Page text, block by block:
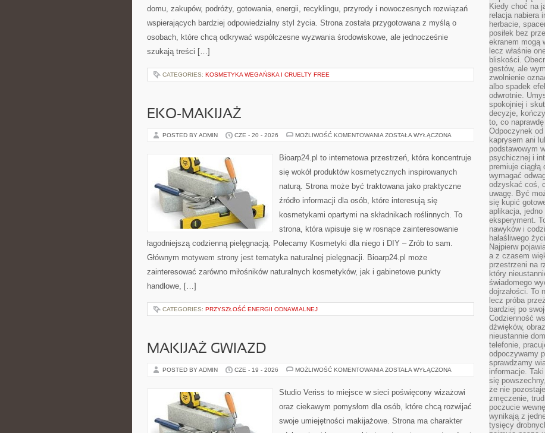
domu, zakupów, podróży, gotowania, energii, recyklingu, przyrody i nowoczesnych rozwiązań
wspierających bardziej odpowiedzialny styl życia. Strona została przygotowana z myślą o
osobach, które chcą odkrywać współczesne wyzwania środowiskowe, ale jednocześnie
szukają treści […]
CATEGORIES: KOSMETYKA WEGAŃSKA I CRUELTY FREE
EKO-MAKIJAŻ
POSTED BY ADMIN CZE - 20 - 2026 MOŻLIWOŚĆ KOMENTOWANIA EKO-
ZOSTAŁA WYŁĄCZONA
Bioarp24.pl to internetowa przestrzeń, która koncentruje
się wokół produktów kosmetycznych inspirowanych
naturą. Strona może być traktowana jako praktyczne
źródło informacji dla osób, które interesują się
kosmetykami opartymi na składnikach roślinnych. To
strona, która wpisuje się w rosnące zainteresowanie
łagodniejszą codzienną pielęgnacją. Polecamy Kosmetyki dla niego i DIY – Zrób to sam.
Głównym motywem strony jest tematyka naturalnej pielęgnacji. Bioarp24.pl może
zainteresować zarówno miłośników naturalnych kosmetyków, jak i gabinetowe punkty
handlowe, […]
CATEGORIES: PRZYSZŁOŚĆ ENERGII ODNAWIALNEJ
MAKIJAŻ GWIAZD
POSTED BY ADMIN CZE - 19 - 2026 MOŻLIWOŚĆ KOMENTOWANIA MAKIJAŻ
ZOSTAŁA WYŁĄCZONA
Studio Veriss to miejsce w sieci poświęcony wizażowi
oraz ciekawym pomysłom dla osób, które chcą rozwijać
swoje umiejętności makijażowe. Strona ma charakter
Kiedy choć na
relacja nabiera
herbacie,
posiłek bez
ekranem mogą
lecz właśnie
bliskości.
gestów, ale
zwolnienie
albo spadek
odwrotnie.
spokojniej i
decyzje,
to, co
Odpoczynek
kaprysem ani
podstawowym
psychicznej i
premiuje
wymagać
odzyskać coś,
uwagę. Być
się kupić
aplikacja, jedno
eksperyment.
nawyków i
hałaśliwego
Najpierw
a z czasem
przestrzeni na
który
świadomego
dojrzałości. To
lecz próba
bardziej po
Codzienność
dźwięków,
nieustannie
telefonie,
odpoczywamy
sprawdzamy
informacje.
się
że nie
zmęczenie,
poczucie
wynikają z
tysięcy